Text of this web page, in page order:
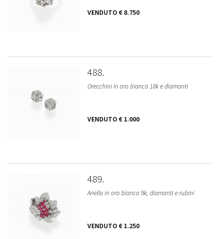
VENDUTO € 8.750
488
Orecchini in oro bianco 18k e diamanti
VENDUTO € 1.000
489
Anello in oro bianco 9k, diamanti e rubini
VENDUTO € 1.250